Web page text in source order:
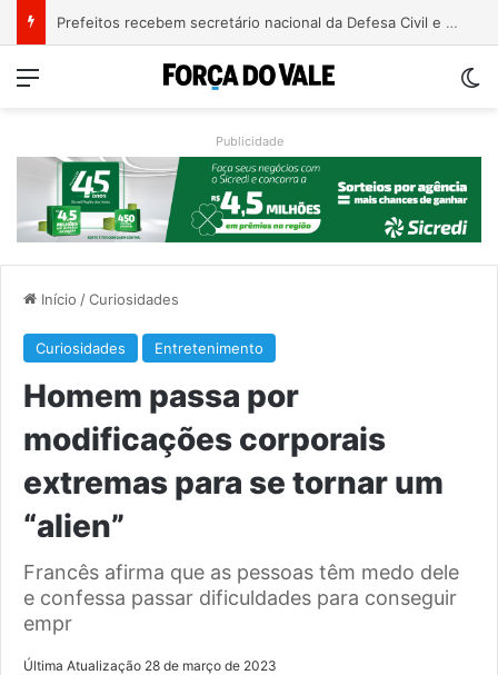
Justiça condena ex-vereador Pegari a mais de quatro anos de reclusão por declaração considerada racista
Menu
Publicidade
Início /Curiosidades
Curiosidades Entretenimento
Homem passa por
modificações corporais
extremas para se tornar um
“alien”
Francês afirma que as pessoas têm medo dele
e confessa passar dificuldades para conseguir
empr
Última Atualização 28 de março de 2023